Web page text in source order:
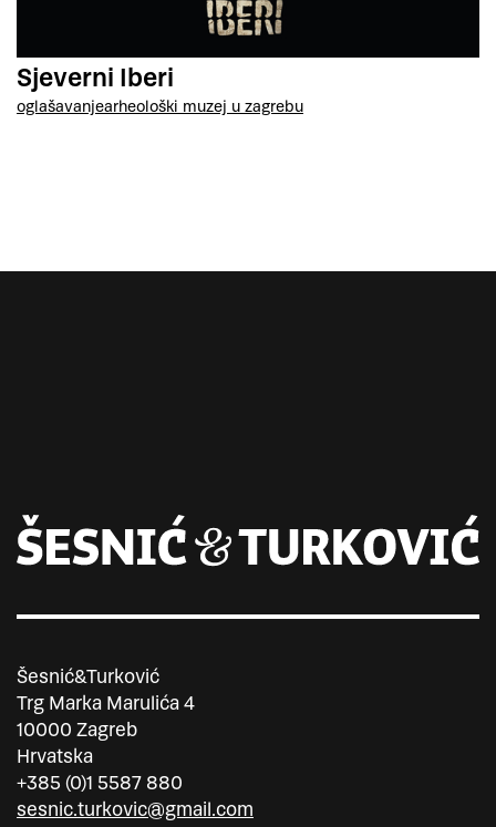
Sjeverni Iberi
oglašavanjearheološki muzej u zagrebu
Šesnić&Turković
Trg Marka Marulića 4
10000 Zagreb
Hrvatska
+385 (0)1 5587 880
sesnic.turkovic@gmail.com